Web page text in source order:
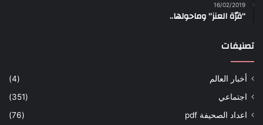
16/02/2019
“قرّة العنز” وماحولها..
تصنيفات
أخبار العالم
(4)
اجتماعي
(351)
اعداد الصحيفة pdf
(76)